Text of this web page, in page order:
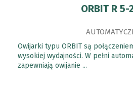
ORBIT R 5-
Owijarki typu ORBIT są
wysokiej wydajności. W pełni
zapewniają owijanie ...